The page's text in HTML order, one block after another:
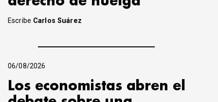
Escribe Carlos Suárez
06/08/2026
Los economistas abren el